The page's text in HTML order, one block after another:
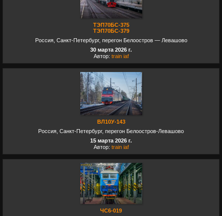
ТЭП70БС-375
ТЭП70БС-379
Россия, Санкт-Петербург, перегон Белоостров — Левашово
30 марта 2026 г.
Автор: train iaf
ВЛ10У-143
Россия, Санкт-Петербург, перегон Белоостров-Левашово
15 марта 2026 г.
Автор: train iaf
ЧС6-019